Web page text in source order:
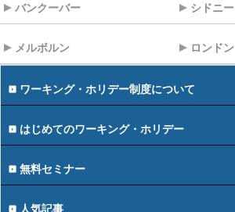
バンクーバー シドニー
メルボルン ロンドン
ワーキング・ホリデー制度について
はじめてのワーキング・ホリデー
無料セミナー
人気記事